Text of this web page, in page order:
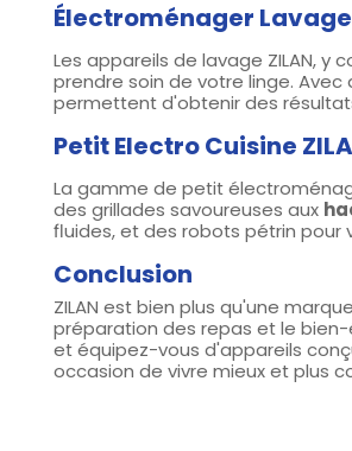
Électroménager Lavage
Les appareils de lavage ZILAN, y
prendre soin de votre linge.
permettent d'obtenir des
Petit Electro Cuisine
La gamme de petit
des grillades savoureuses aux
fluides, et des robots pétrin pour
Conclusion
ZILAN est bien plus qu'une
préparation des repas et le bien-
et équipez-vous d'appareils
occasion de vivre mieux et plus